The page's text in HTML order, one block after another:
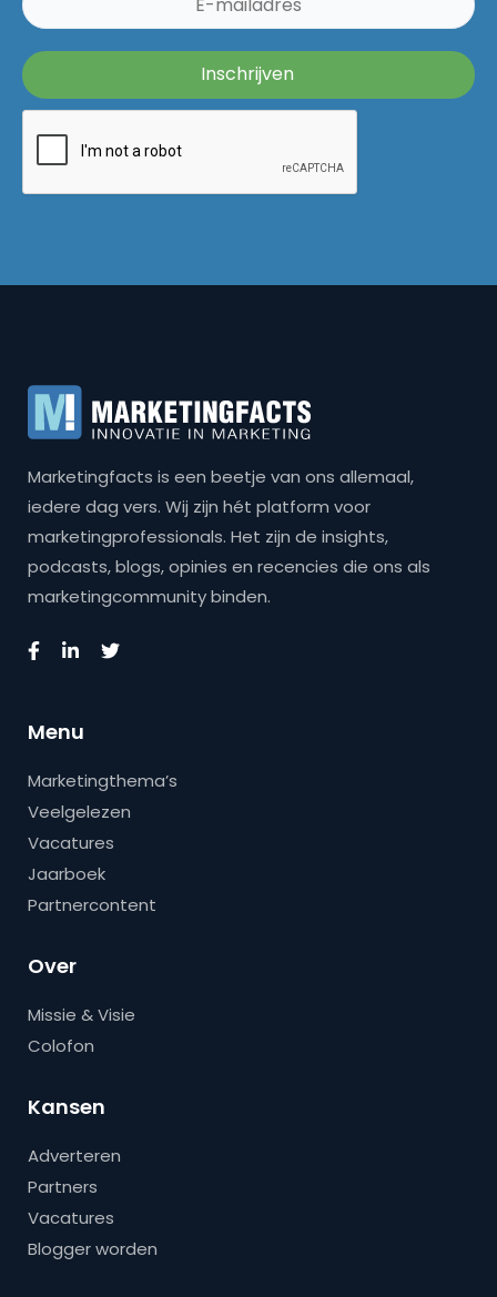
Marketingfacts is een beetje van ons allemaal,
iedere dag vers. Wij zijn hét platform voor
marketingprofessionals. Het zijn de insights,
podcasts, blogs, opinies en recencies die ons als
marketingcommunity binden.
Menu
Marketingthema’s
Veelgelezen
Vacatures
Jaarboek
Partnercontent
Over
Missie & Visie
Colofon
Kansen
Adverteren
Partners
Vacatures
Blogger worden